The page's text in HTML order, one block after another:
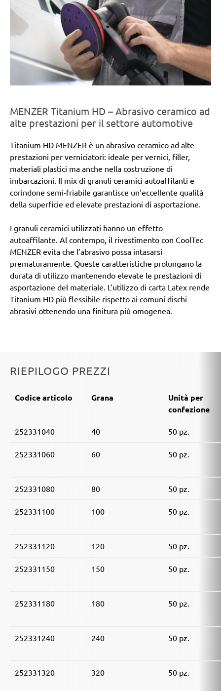
MENZER Titanium HD – Abrasivo ceramico ad
alte prestazioni per il settore automotive
Titanium HD MENZER è un abrasivo ceramico ad alte
prestazioni per verniciatori: ideale per vernici, filler,
materiali plastici ma anche nella costruzione di
imbarcazioni. Il mix di granuli ceramici autoaffilanti e
corindone semi-friabile garantisce un’eccellente qualità
della superficie ed elevate prestazioni di asportazione.
I granuli ceramici utilizzati hanno un effetto
autoaffilante. Al contempo, il rivestimento con CoolTec
MENZER evita che l’abrasivo possa intasarsi
prematuramente. Queste caratteristiche prolungano la
durata di utilizzo mantenendo elevate le prestazioni di
asportazione del materiale. L’utilizzo di carta Latex rende
Titanium HD più flessibile rispetto ai comuni dischi
abrasivi ottenendo una finitura più omogenea.
RIEPILOGO PREZZI
Codice articolo Grana
Unità per
confezione
252331040 40 50 pz.
252331060 60 50 pz.
252331080 80 50 pz.
252331100 100 50 pz.
252331120 120 50 pz.
252331150 150 50 pz.
252331180 180 50 pz.
252331240 240 50 pz.
252331320 320 50 pz.